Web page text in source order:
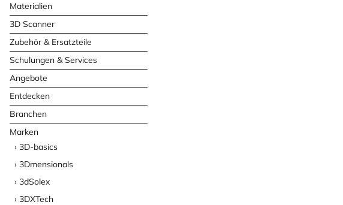
Materialien
3D Scanner
Zubehör & Ersatzteile
Schulungen & Services
Angebote
Entdecken
Branchen
Marken
3D-basics
3Dmensionals
3dSolex
3DXTech